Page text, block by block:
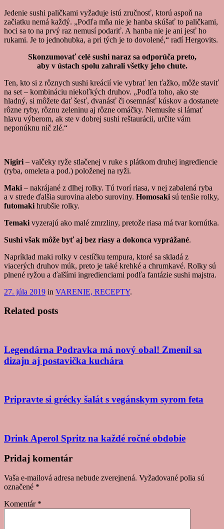
Jedenie sushi paličkami vyžaduje istú zručnosť, ktorú aspoň na
začiatku nemá každý. „Podľa mňa nie je hanba skúšať to paličkami,
hoci sa to na prvý raz nemusí podariť. A hanba nie je ani jesť ho
rukami. Je to jednohubka, a pri tých je to dovolené,“ radí Hergovits.
Skonzumovať celé sushi naraz sa odporúča preto,
aby v ústach spolu zahrali všetky jeho chute.
Ten, kto si z rôznych sushi kreácií vie vybrať len ťažko, môže staviť
na set – kombináciu niekoľkých druhov. „Podľa toho, ako ste
hladný, si môžete dať šesť, dvanásť či osemnásť kúskov a dostanete
rôzne ryby, rôznu zeleninu aj rôzne omáčky. Nemusíte si lámať
hlavu výberom, ak ste v dobrej sushi reštaurácii, určite vám
neponúknu nič zlé.“
Nigiri – valčeky ryže stlačenej v ruke s plátkom druhej ingrediencie
(ryba, omeleta a pod.) položenej na ryži.
Maki – nakrájané z dlhej rolky. Tú tvorí riasa, v nej zabalená ryba
a v strede ďalšia surovina alebo suroviny. Homosaki sú tenšie rolky,
futomaki hrubšie rolky.
Temaki vyzerajú ako malé zmrzliny, pretože riasa má tvar kornútka.
Sushi však môže byť aj bez riasy a dokonca vyprážané.
Napríklad maki rolky v cestíčku tempura, ktoré sa skladá z
viacerých druhov múk, preto je také krehké a chrumkavé. Rolky sú
plnené ryžou a ďalšími ingredienciami podľa fantázie sushi majstra.
27. júla 2019 in VARENIE, RECEPTY.
Related posts
Legendárna Podravka má nový obal! Zmenil sa
dizajn aj postavička kuchára
Pripravte si grécky šalát s vegánskym syrom feta
Drink Aperol Spritz na každé ročné obdobie
Post
navigation
Pridaj komentár
Vaša e-mailová adresa nebude zverejnená. Vyžadované polia sú
označené *
Komentár *